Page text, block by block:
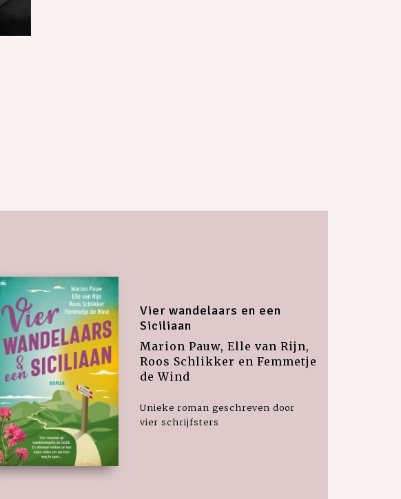
Vier wandelaars en een
Siciliaan
Marion Pauw, Elle van Rijn,
Roos Schlikker en Femmetje
de Wind
Unieke roman geschreven door
vier schrijfsters